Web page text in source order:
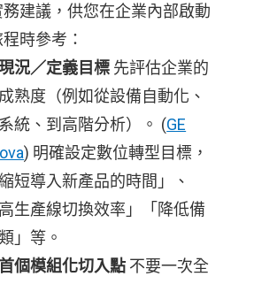
建議，供您在企業內部啟動
時參考：
況／定義目標 先評估企業的
熟度（例如從設備自動化、
統、到高階分析）。 (GE
) 明確設定數位轉型目標，
短導入新產品的時間」、
高生產線切換效率」「降低備
」等。
個模組化切入點 不要一次全